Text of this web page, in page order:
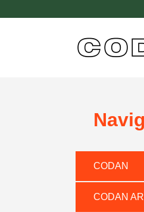
Přejít k poptávce
CODAN
CODAN